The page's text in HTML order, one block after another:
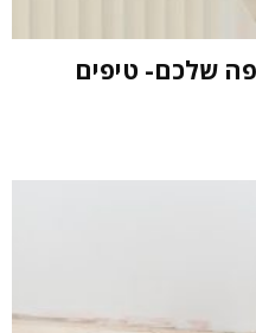
שלכם- טיפים